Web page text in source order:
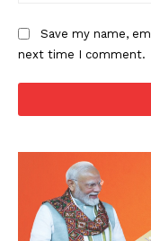
Save my name,
next time I comment.